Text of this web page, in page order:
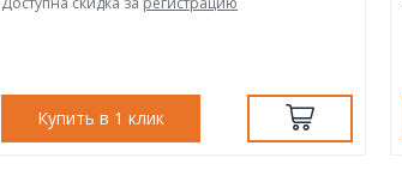
Купить в 1 клик